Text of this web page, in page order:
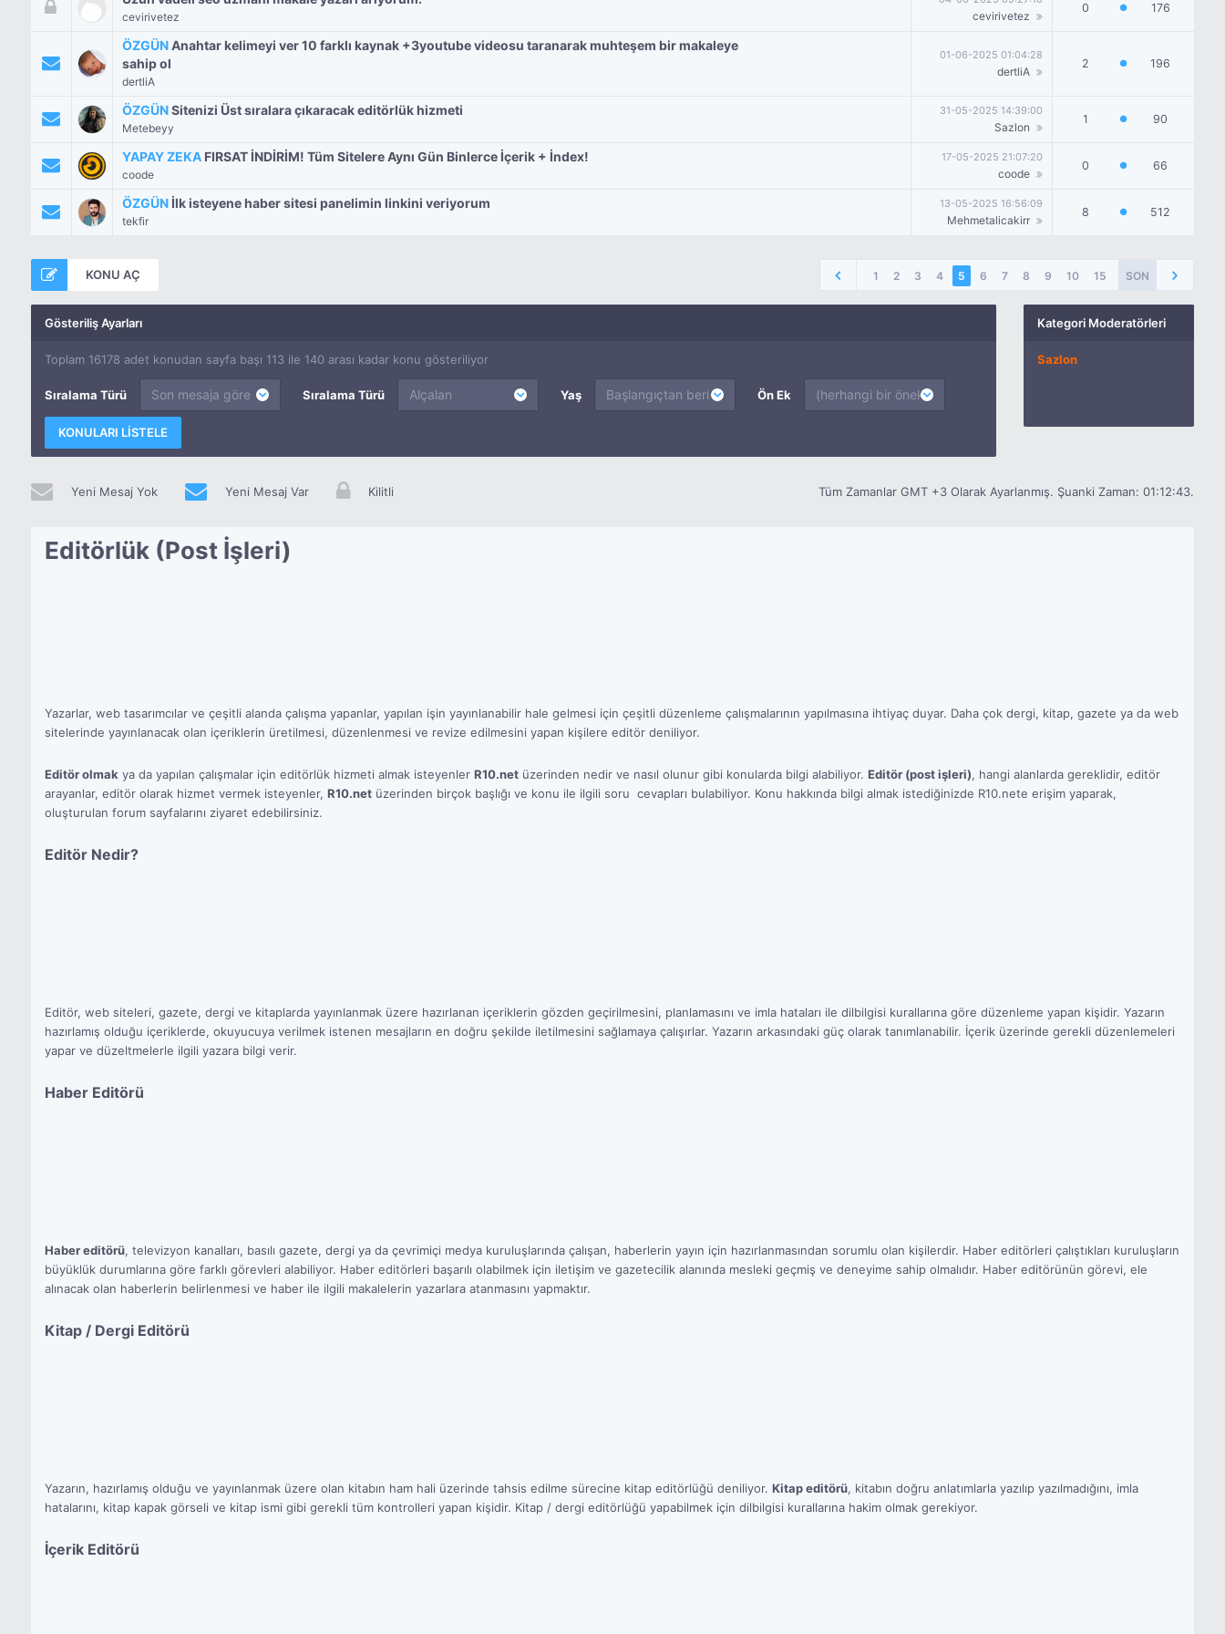
cevirivetez cevirivetez
0 ● 176
ÖZGÜNAnahtar kelimeyi ver 10 farklı kaynak +3youtube videosu taranarak muhteşem bir makaleye
sahip ol
dertliA
01-06-2025 01:04:28
dertliA
2 ● 196
ÖZGÜNSitenizi Üst sıralara çıkaracak editörlük hizmeti
Metebeyy
31-05-2025 14:39:00
Sazlon
1 ● 90
YAPAY ZEKA FIRSAT İNDİRİM! Tüm Sitelere Aynı Gün Binlerce İçerik + İndex!
coode
17-05-2025 21:07:20
coode
0 ● 66
ÖZGÜN İlk isteyene haber sitesi panelimin linkini veriyorum
tekfir
13-05-2025 16:56:09
Mehmetalicakirr
8 ● 512
KONU AÇ 1 2 3 4 5 6 7 8 9 10 15 SON
Gösteriliş Ayarları
Toplam 16178 adet konudan sayfa başı 113 ile 140 arası kadar konu gösteriliyor
Sıralama Türü Son mesaja göre Sıralama Türü Alçalan Yaş Başlangıçtan beri Ön Ek (herhangi bir önek)
KONULARI LISTELE
Kategori Moderatörleri
Sazlon
Yeni Mesaj Yok Yeni Mesaj Var Kilitli Tüm Zamanlar GMT +3 Olarak Ayarlanmış. Şuanki Zaman:01:12:43.
Editörlük (Post İşleri)
Yazarlar, web tasarımcılar ve çeşitli alanda çalışma yapanlar, yapılan işin yayınlanabilir hale gelmesi için çeşitli düzenleme çalışmalarının yapılmasına ihtiyaç duyar. Daha çok dergi, kitap, gazete ya da web
sitelerinde yayınlanacak olan içeriklerin üretilmesi, düzenlenmesi ve revize edilmesini yapan kişilere editör deniliyor.
Editör olmak ya da yapılan çalışmalar için editörlük hizmeti almak isteyenler R10.netüzerinden nedir ve nasıl olunur gibi konularda bilgi alabiliyor. Editör (post işleri), hangi alanlarda gereklidir, editör
arayanlar, editör olarak hizmet vermek isteyenler, R10.netüzerinden birçok başlığı ve konu ile ilgili soru  cevapları bulabiliyor. Konu hakkında bilgi almak istediğinizde R10.nete erişim yaparak,
oluşturulan forum sayfalarını ziyaret edebilirsiniz.
Editör Nedir?
Editör, web siteleri, gazete, dergi ve kitaplarda yayınlanmak üzere hazırlanan içeriklerin gözden geçirilmesini, planlamasını ve imla hataları ile dilbilgisi kurallarına göre düzenleme yapan kişidir. Yazarın
hazırlamış olduğu içeriklerde, okuyucuya verilmek istenen mesajların en doğru şekilde iletilmesini sağlamaya çalışırlar. Yazarın arkasındaki güç olarak tanımlanabilir. İçerik üzerinde gerekli düzenlemeleri
yapar ve düzeltmelerle ilgili yazara bilgi verir.
Haber Editörü
Haber editörü, televizyon kanalları, basılı gazete, dergi ya da çevrimiçi medya kuruluşlarında çalışan, haberlerin yayın için hazırlanmasından sorumlu olan kişilerdir. Haber editörleri çalıştıkları kuruluşların
büyüklük durumlarına göre farklı görevleri alabiliyor. Haber editörleri başarılı olabilmek için iletişim ve gazetecilik alanında mesleki geçmiş ve deneyime sahip olmalıdır. Haber editörünün görevi, ele
alınacak olan haberlerin belirlenmesi ve haber ile ilgili makalelerin yazarlara atanmasını yapmaktır.
Kitap / Dergi Editörü
Yazarın, hazırlamış olduğu ve yayınlanmak üzere olan kitabın ham hali üzerinde tahsis edilme sürecine kitap editörlüğü deniliyor. Kitap editörü, kitabın doğru anlatımlarla yazılıp yazılmadığını, imla
hatalarını, kitap kapak görseli ve kitap ismi gibi gerekli tüm kontrolleri yapan kişidir. Kitap / dergi editörlüğü yapabilmek için dilbilgisi kurallarına hakim olmak gerekiyor.
İçerik Editörü